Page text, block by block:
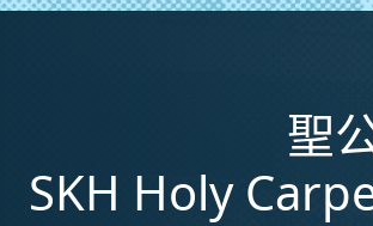
聖
SKH Holy